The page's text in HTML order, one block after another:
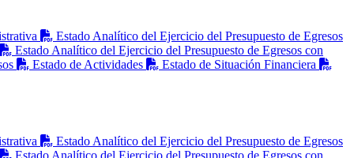
Estado Analítico del Ejercicio del Presupuesto de Egresos
Estado Analítico del Ejercicio del Presupuesto de Egresos con
Estado de Actividades Estado de Situación Financiera
Estado Analítico del Ejercicio del Presupuesto de Egresos
Estado Analítico del Ejercicio del Presupuesto de Egresos con